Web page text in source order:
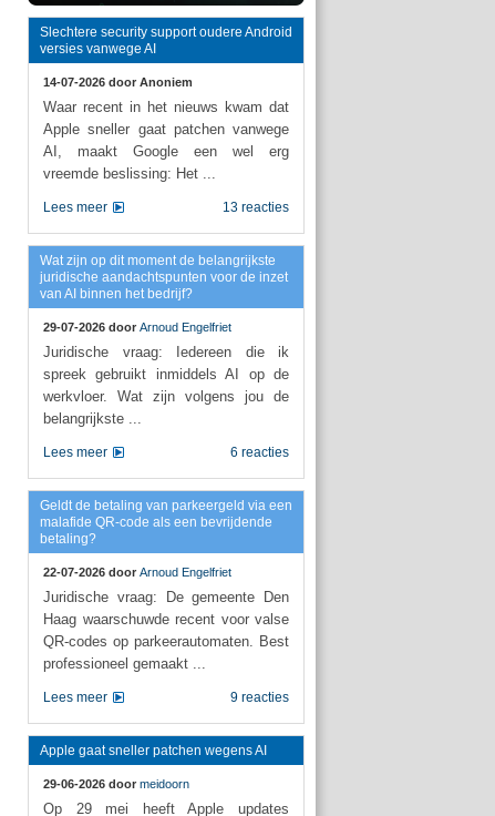
Slechtere security support oudere Android
versies vanwege AI
14-07-2026 door Anoniem
Waar recent in het nieuws kwam dat
Apple sneller gaat patchen vanwege
AI, maakt Google een wel erg
vreemde beslissing: Het ...
13 reacties
Lees meer
Wat zijn op dit moment de belangrijkste
juridische aandachtspunten voor de inzet
van AI binnen het bedrijf?
29-07-2026 door Arnoud Engelfriet
Juridische vraag: Iedereen die ik
spreek gebruikt inmiddels AI op de
werkvloer. Wat zijn volgens jou de
belangrijkste ...
6 reacties
Lees meer
Geldt de betaling van parkeergeld via een
malafide QR-code als een bevrijdende
betaling?
22-07-2026 door Arnoud Engelfriet
Juridische vraag: De gemeente Den
Haag waarschuwde recent voor valse
QR-codes op parkeerautomaten. Best
professioneel gemaakt ...
9 reacties
Lees meer
Apple gaat sneller patchen wegens AI
29-06-2026 door meidoorn
Op 29 mei heeft Apple updates